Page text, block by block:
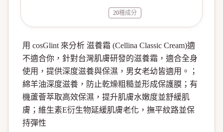
20種成分
用 cosGlint 來分析 滋養霜 (Cellina Classic Cream)適
不適合你，針對台灣肌膚研發的滋養霜，適合全身
使用，提供深度滋養與保濕，男女老幼皆適用。；
綿羊油深度滋養，防止乾燥粗糙並形成保護膜；有
機蘆薈萃取高效保濕，提升肌膚水嫩度並舒緩肌
膚；維生素E衍生物延緩肌膚老化，撫平紋路並保
持彈性